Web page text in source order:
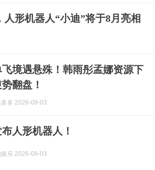
形机器人“小迪”将于8月亮相
境遇悬殊！韩雨彤孟娜资源下
翻盘！
多 2026-08-03
人形机器人！
乐 2026-08-03